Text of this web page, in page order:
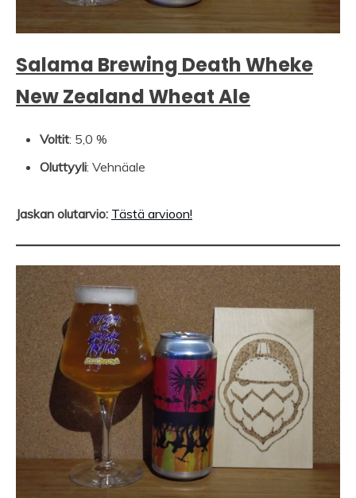
Salama Brewing Death Wheke
New Zealand Wheat Ale
Voltit: 5,0 %
Oluttyyli: Vehnäale
Jaskan olutarvio: Tästä arvioon!